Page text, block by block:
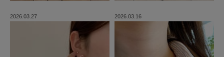
2026.03.27 2026.03.16